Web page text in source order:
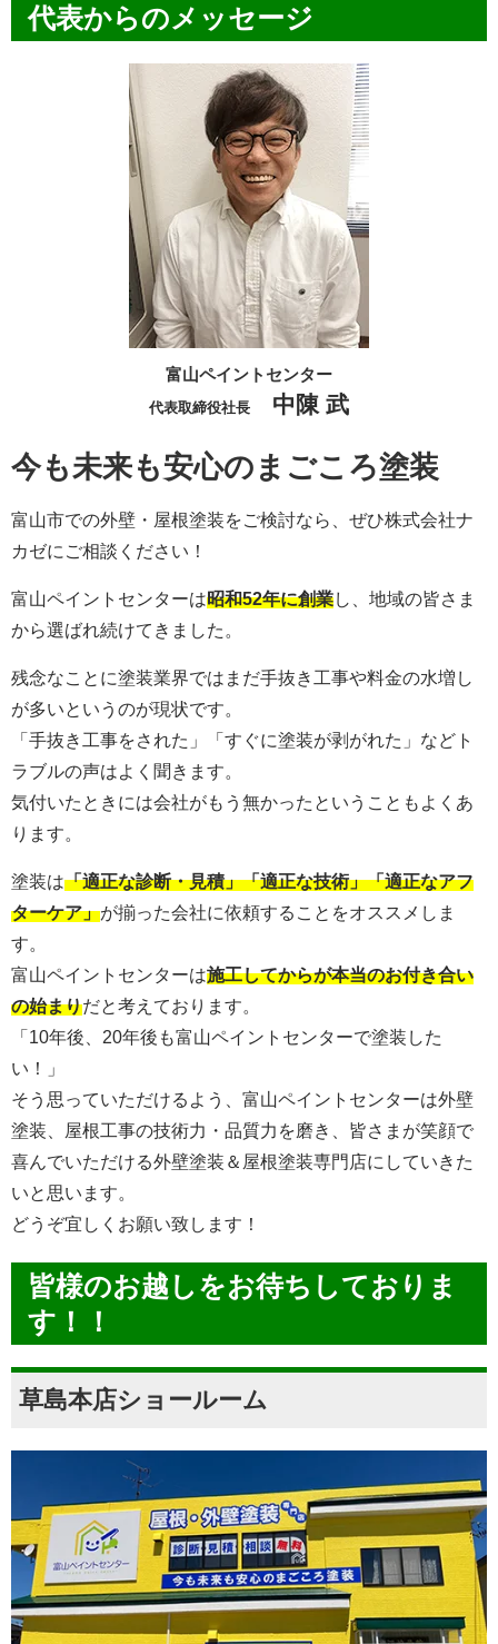
代表からのメッセージ
富山ペイントセンター
代表取締役社長 中陳 武
今も未来も安心のまごころ塗装
富山市での外壁・屋根塗装をご検討なら、ぜひ株式会社ナ
カゼにご相談ください！
富山ペイントセンターは昭和52年に創業し、地域の皆さま
から選ばれ続けてきました。
残念なことに塗装業界ではまだ手抜き工事や料金の水増し
が多いというのが現状です。
「手抜き工事をされた」「すぐに塗装が剥がれた」などト
ラブルの声はよく聞きます。
気付いたときには会社がもう無かったということもよくあ
ります。
塗装は「適正な診断・見積」「適正な技術」「適正なアフ
ターケア」が揃った会社に依頼することをオススメしま
す。
富山ペイントセンターは施工してからが本当のお付き合い
の始まりだと考えております。
「10年後、20年後も富山ペイントセンターで塗装した
い！」
そう思っていただけるよう、富山ペイントセンターは外壁
塗装、屋根工事の技術力・品質力を磨き、皆さまが笑顔で
喜んでいただける外壁塗装＆屋根塗装専門店にしていきた
いと思います。
どうぞ宜しくお願い致します！
皆様のお越しをお待ちしておりま
す！！
草島本店ショールーム